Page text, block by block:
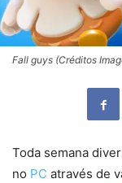
Fall guys (Créditos
Toda semana
no PC através de